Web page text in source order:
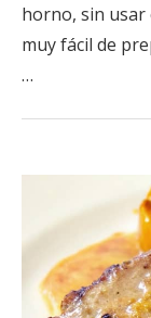
horno, sin usar
muy fácil de
…